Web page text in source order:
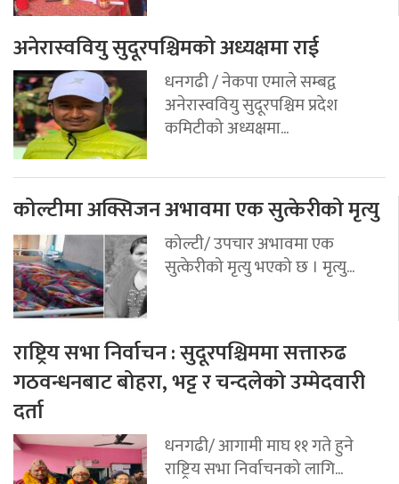
अनेरास्ववियु सुदूरपश्चिमको अध्यक्षमा राई
धनगढी / नेकपा एमाले सम्बद्व
अनेरास्ववियु सुदूरपश्चिम प्रदेश
कमिटीको अध्यक्षमा...
कोल्टीमा अक्सिजन अभावमा एक सुत्केरीको मृत्यु
कोल्टी/ उपचार अभावमा एक
सुत्केरीको मृत्यु भएको छ । मृत्यु...
राष्ट्रिय सभा निर्वाचन : सुदूरपश्चिममा सत्तारुढ
गठवन्धनबाट बोहरा, भट्ट र चन्दलेको उम्मेदवारी
दर्ता
धनगढी/ आगामी माघ ११ गते हुने
राष्ट्रिय सभा निर्वाचनको लागि...